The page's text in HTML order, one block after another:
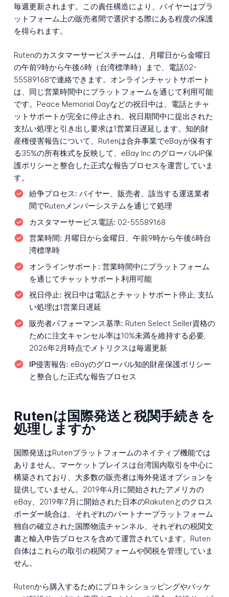
毎週更新されます。この責任構造により、バイヤーはプラ
ットフォーム上の販売者間で選択する際にある程度の保護
を得られます。
Rutenのカスタマーサービスチームは、月曜日から金曜日
の午前9時から午後6時（台湾標準時）まで、電話02-
55589168で連絡できます。オンラインチャットサポート
は、同じ営業時間中にプラットフォームを通じて利用可能
です。Peace Memorial Dayなどの祝日中は、電話とチャ
ットサポートが完全に停止され、祝日期間中に提出された
支払い処理と引き出し要求は1営業日遅延します。知的財
産権侵害報告について、Rutenは合弁事業でeBayが保有す
る35%の所有株式を反映して、eBay Inc.のグローバルIP保
護ポリシーと整合した正式な報告プロセスを運営していま
す。
紛争プロセス: バイヤー、販売者、該当する運送業者
間でRutenメンバーシステムを通じて処理
カスタマーサービス電話: 02-55589168
営業時間: 月曜日から金曜日、午前9時から午後6時台
湾標準時
オンラインサポート: 営業時間中にプラットフォーム
を通じてチャットサポート利用可能
祝日停止: 祝日中は電話とチャットサポート停止; 支払
い処理は1営業日遅延
販売者パフォーマンス基準: Ruten Select Seller資格の
ために注文キャンセル率は10%未満を維持する必要;
2026年2月時点でメトリクスは毎週更新
IP侵害報告: eBayのグローバル知的財産保護ポリシー
と整合した正式な報告プロセス
Rutenは国際発送と税関手続きを
処理しますか
国際発送はRutenプラットフォームのネイティブ機能では
ありません。マーケットプレイスは台湾国内取引を中心に
構築されており、大多数の販売者は海外発送オプションを
提供していません。2019年4月に開始されたアメリカの
eBay、2019年7月に開始された日本のRakutenとのクロス
ボーダー統合は、それぞれのパートナープラットフォーム
独自の確立された国際物流チャンネル、それぞれの税関文
書と輸入申告プロセスを含めて運営されています。Ruten
自体はこれらの取引の税関フォームや関税を管理していま
せん。
Rutenから購入するためにプロキシショッピングやパッケ